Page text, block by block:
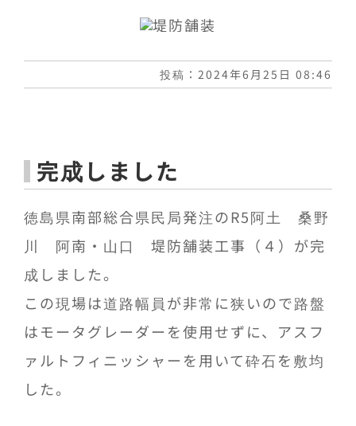
投稿：2024年6月25日 08:46
完成しました
徳島県南部総合県民局発注のR5阿土 桑野
川 阿南・山口 堤防舗装工事（４）が完
成しました。
この現場は道路幅員が非常に狭いので路盤
はモータグレーダーを使用せずに、アスフ
ァルトフィニッシャーを用いて砕石を敷均
した。